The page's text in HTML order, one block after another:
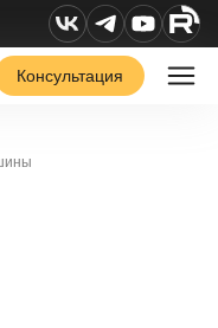
Консультация